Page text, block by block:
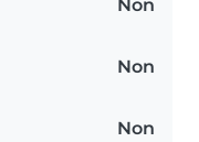
Non
Non
Non